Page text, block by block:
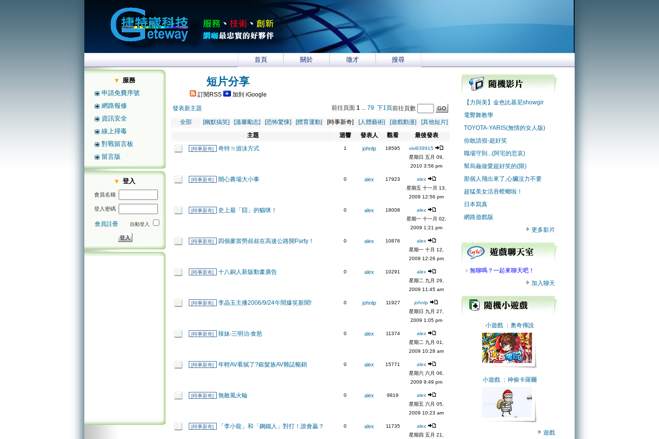
首頁 關於 徵才 搜尋
服務
申請免費序號
網路報修
資訊安全
線上掃毒
對戰留言板
留言版
登入
會員名稱
登入密碼
會員註冊 自動登入
短片分享
訂閱RSS
加到 iGoogle
發表新主題
前往頁面 1 ... 79 下1頁前往頁數
全部
[幽默搞笑] [溫馨勵志] [恐怖驚悚] [體育運動] [時事新奇] [人體藝術] [遊戲動漫]
[其他短片]
主題
迴響 發表人 觀看 最後發表
[時事新奇] 奇特ㄉ游泳方式 1 johnlp 18595
vivi939915
星期日 五月 09,
2010 3:56 pm
[時事新奇] 開心農場大小事 0 alex 17923
alex
星期五 十一月 13,
2009 12:56 pm
[時事新奇] 史上最「囧」的貓咪！ 0 alex 18008
alex
星期一 十一月 02,
2009 1:21 pm
[時事新奇] 四個麥當勞叔叔在高速公路開Party！ 0 alex 10876
alex
星期一 十月 12,
2009 12:26 pm
[時事新奇] 十八銅人新版動畫廣告 0 alex 10291
alex
星期二 九月 29,
2009 11:45 am
[時事新奇] 李晶玉主播2006/9/24午間爆笑新聞! 0 johnlp 11927
johnlp
星期日 九月 27,
2009 1:05 pm
[時事新奇] 辣妹‧三明治‧食慾 0 alex 11374
alex
星期二 九月 01,
2009 10:28 am
[時事新奇] 年輕AV看膩了?銀髮族AV雜誌暢銷 0 alex 15771
alex
星期六 六月 06,
2009 9:49 pm
[時事新奇] 無敵風火輪 0 alex 9819
alex
星期五 六月 05,
2009 10:23 am
[時事新奇] 「李小龍」和「鋼鐵人」對打！誰會贏？ 0 alex 11735
alex
星期四 五月 21,
【力與美】金色比基尼showgir
電臀舞教學
TOYOTA-YARIS(無情的女人版)
你敢請假-超好笑
職場守則...(阿宅的悲哀)
幫烏龜做愛超好笑的(限)
那個人飛出來了,心臟沒力不要
超猛美女活吞螳螂啦！
日本寫真
網路遊戲版
更多影片
﹥ 無聊嗎？一起來聊天吧！
加入聊天
小遊戲 ：奧奇傳說
小遊戲 ：神偷卡羅爾
遊戲